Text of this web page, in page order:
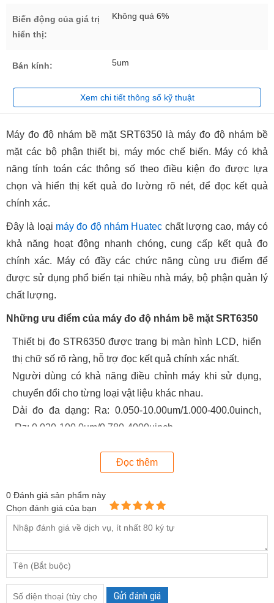
Biến động của giá trị
hiển thị:
Không quá 6%
Bán kính: 5um
Xem chi tiết thông số kỹ thuật
Máy đo độ nhám bề mặt SRT6350 là máy đo độ nhám bề
mặt các bộ phận thiết bị, máy móc chế biến. Máy có khả
năng tính toán các thông số theo điều kiện đo được lựa
chọn và hiển thị kết quả đo lường rõ nét, để đọc kết quả
chính xác.
Đây là loại máy đo độ nhám Huatec chất lượng cao, máy có
khả năng hoạt động nhanh chóng, cung cấp kết quả đo
chính xác. Máy có đầy các chức năng cùng ưu điểm để
được sử dụng phổ biến tại nhiều nhà máy, bộ phận quản lý
chất lượng.
Những ưu điểm của máy đo độ nhám bề mặt SRT6350
Thiết bị đo STR6350 được trang bị màn hình LCD, hiển
thị chữ số rõ ràng, hỗ trợ đọc kết quả chính xác nhất.
Người dùng có khả năng điều chỉnh máy khi sử dụng,
chuyển đổi cho từng loại vật liệu khác nhau.
Dải đo đa dạng: Ra: 0.050-10.00um/1.000-400.0uinch,
Rz: 0.020-100.0um/0.780-4000uinch
Sử dụng máy đo dễ dàng, dễ thao tác trong quá trình làm
Máy đo độ nhám STR6350 đang được phân phố chính hãng
tại Thb.vn chuyên đảm bảo chất lượng, giá thành cạnh
Đọc thêm
0 Đánh giá sản phẩm này
Chọn đánh giá của bạn
Gửi đánh giá